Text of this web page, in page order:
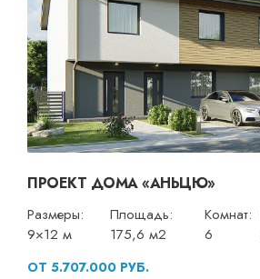
ПРОЕКТ ДОМА «АНЬЦЮ»
Размеры:
9×12 м
Площадь:
175,6 м2
Комнат:
6
ОТ 5.707.000 РУБ.